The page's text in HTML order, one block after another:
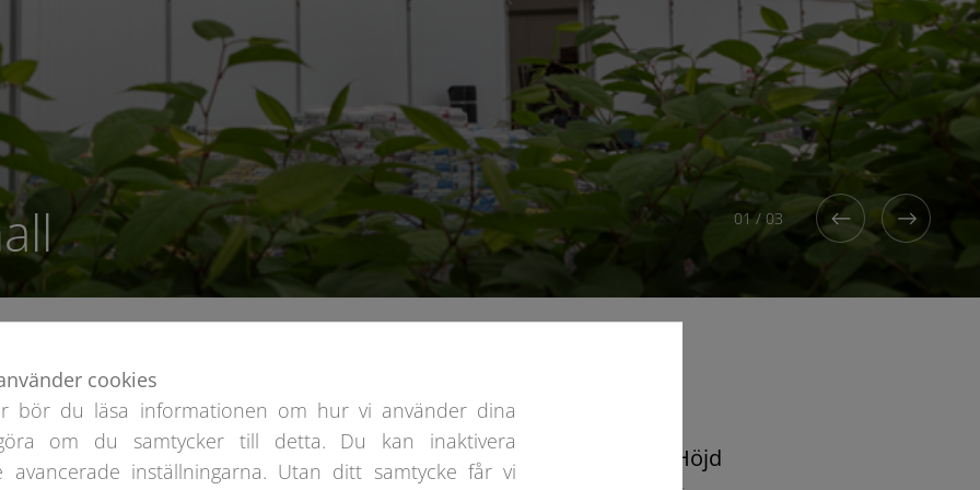
01/ 03
Längd
Bredd
Höjd
cookies
bör du läsa informationen om hur vi använder dina
om du samtycker till detta. Du kan inaktivera
avancerade inställningarna. Utan ditt samtycke får vi